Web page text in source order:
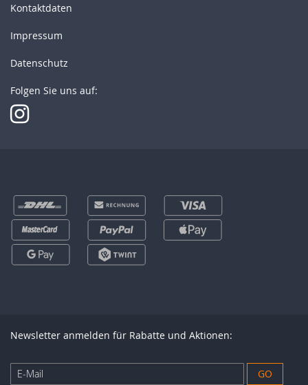
Kontaktdaten
Impressum
Datenschutz
Folgen Sie uns auf:
Newsletter anmelden für Rabatte und Aktionen:
Anmeldung
zum
GO